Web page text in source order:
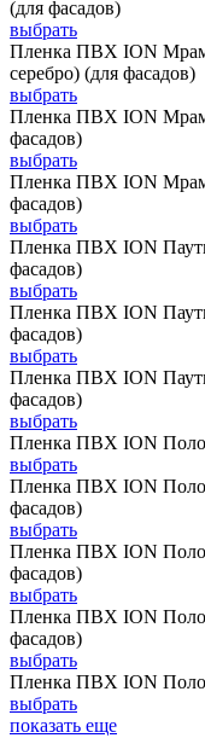
(для фасадов)
выбрать
Пленка ПВХ ION
серебро) (для фасадов)
выбрать
Пленка ПВХ ION
фасадов)
выбрать
Пленка ПВХ ION
фасадов)
выбрать
Пленка ПВХ ION
фасадов)
выбрать
Пленка ПВХ ION
фасадов)
выбрать
Пленка ПВХ ION
фасадов)
выбрать
Пленка ПВХ ION
выбрать
Пленка ПВХ ION
фасадов)
выбрать
Пленка ПВХ ION
фасадов)
выбрать
Пленка ПВХ ION
фасадов)
выбрать
Пленка ПВХ ION
выбрать
показать еще